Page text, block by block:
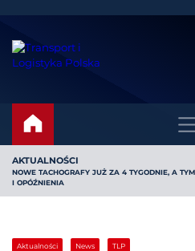
AKTUALNOŚCI
NOWE TACHOGRAFY JUŻ ZA 4 TYGODNIE, A
I OPÓŹNIENIA
Aktualności News TLP